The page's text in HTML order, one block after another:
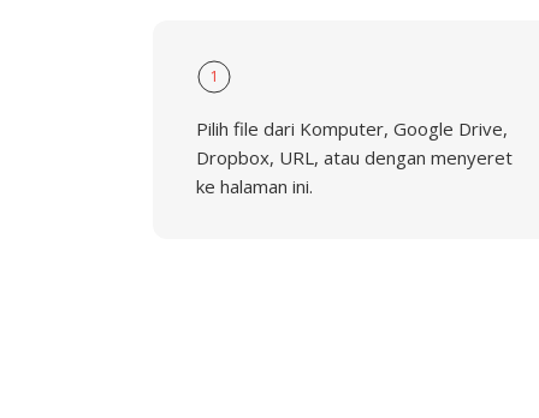
1
Pilih file dari Komputer, Google Drive,
Dropbox, URL, atau dengan menyeret
ke halaman ini.